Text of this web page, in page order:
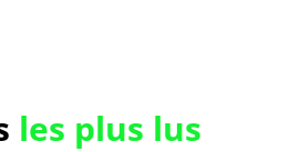
les plus lus